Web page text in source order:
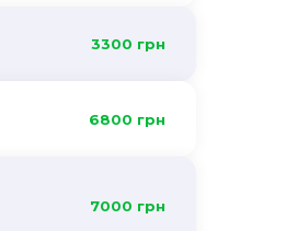
3300 грн
6800 грн
7000 грн